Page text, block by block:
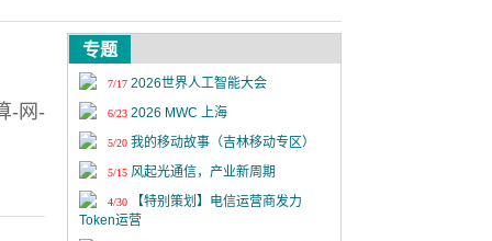
-网-
专题
7/17 2026世界人工智能大会
6/23 2026 MWC 上海
5/20 我的移动故事（吉林移动专区）
5/15 风起光通信，产业新周期
4/30
【特别策划】电信运营商发力
Token运营